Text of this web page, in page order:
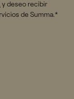
y deseo recibir
de Summa.*